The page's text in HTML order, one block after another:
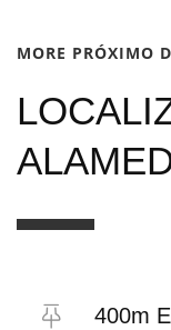
MORE PRÓXIMO
400m